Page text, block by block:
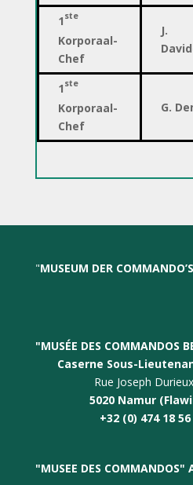
1 ste
Korporaal-
Chef
J.
1 ste
Korporaal-
Chef
G.
"MUSEUM DER COMMANDO’S
"MUSÉE DES COMMANDOS
Caserne Sous-
Rue Joseph
5020 Namur
+32 (0) 474 18
"MUSEE DES COMMANDOS"